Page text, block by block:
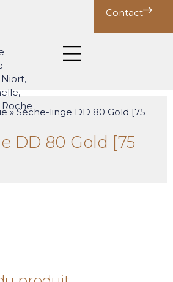
Contact
»Sèche-linge DD 80 Gold [75
DD 80 Gold [75
cookies